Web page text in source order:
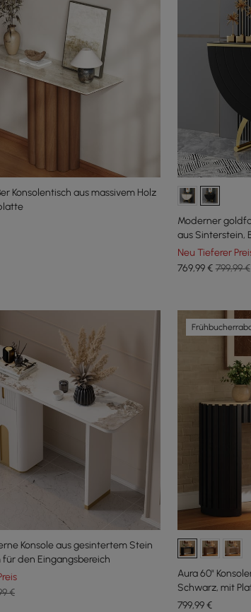
Konsolentisch aus massivem Holz
Moderner
aus Sinterstein,
Neu Tieferer
769,99€ 799,99 €
Konsole aus gesintertem Stein
den Eingangsbereich
€
Aura 60"
Schwarz, mit
799,99€